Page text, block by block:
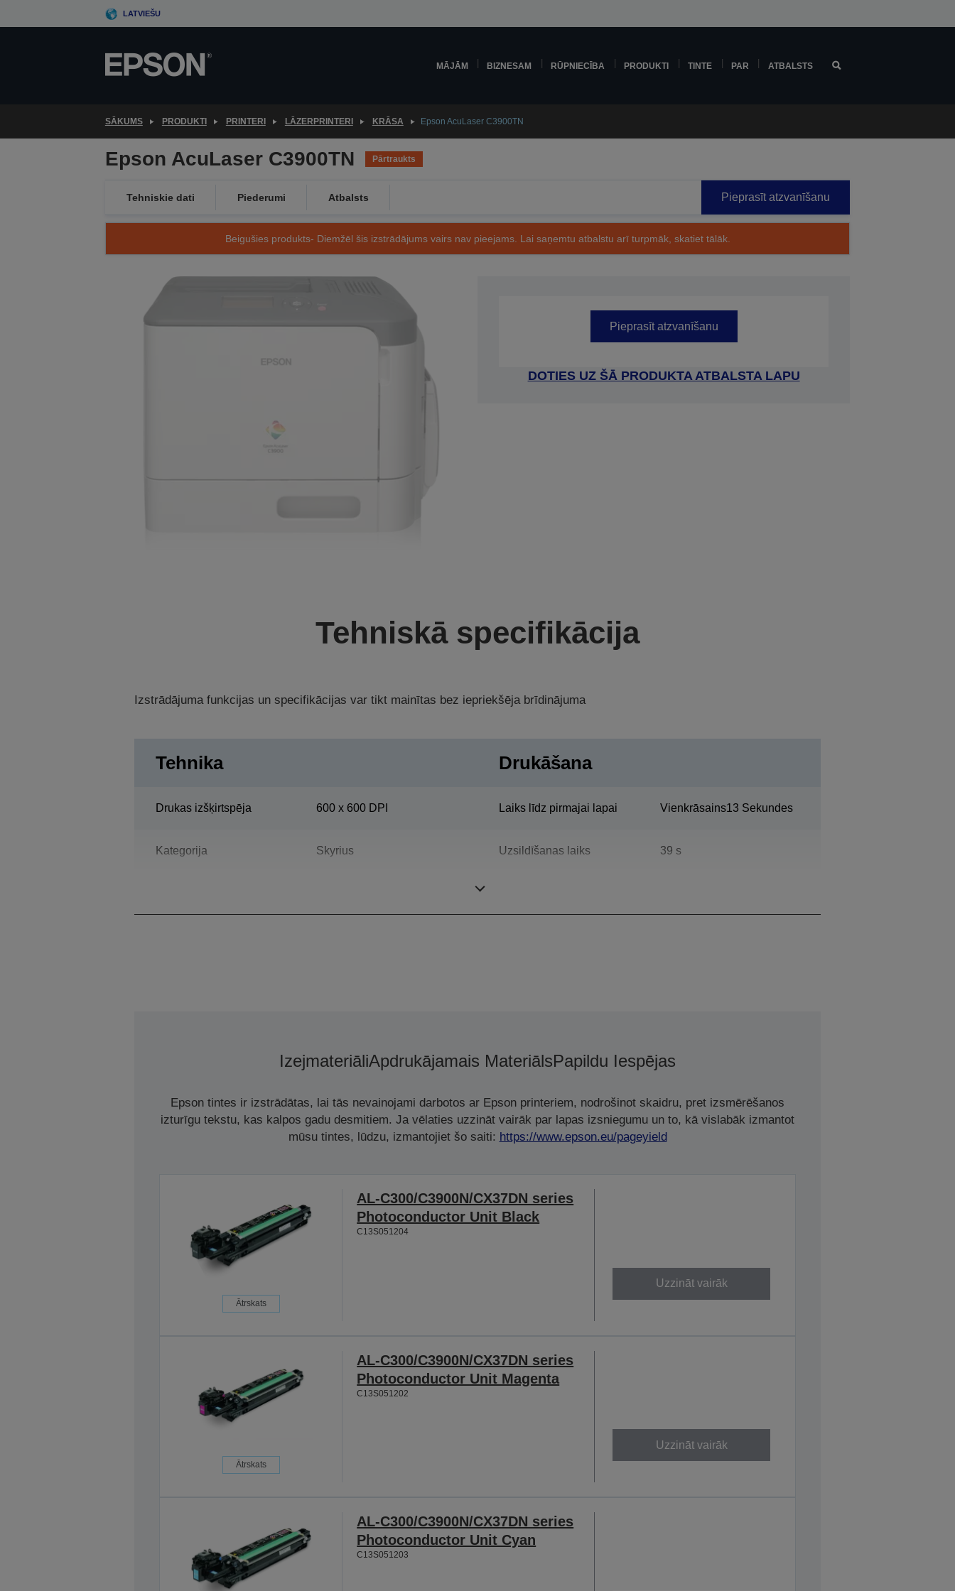
to
LATVIEŠU
MĀJĀM BIZNESAM RŪPNIECĪBA PRODUKTI TINTE PAR ATBALSTS
SĀKUMS PRODUKTI PRINTERI LĀZERPRINTERI KRĀSA Epson AcuLaser C3900TN
Epson AcuLaser C3900TN Pārtraukts
Tehniskie dati Piederumi Atbalsts Pieprasīt atzvanīšanu
Beigušies produkts- Diemžēl šis izstrādājums vairs nav pieejams. Lai saņemtu atbalstu arī turpmāk, skatiet tālāk.
Pieprasīt atzvanīšanu
DOTIES UZ ŠĀ PRODUKTA ATBALSTA LAPU
Tehniskā specifikācija
Izstrādājuma funkcijas un specifikācijas var tikt mainītas bez iepriekšēja brīdinājuma
Tehnika
Drukas izšķirtspēja 600 x 600 DPI
Kategorija Skyrius
Drukāšana
Laiks līdz pirmajai lapai Vienkrāsains13 Sekundes
Uzsildīšanas laiks 39 s
IzejmateriāliApdrukājamais MateriālsPapildu Iespējas
Epson tintes ir izstrādātas, lai tās nevainojami darbotos ar Epson printeriem, nodrošinot skaidru, pret izsmērēšanos
izturīgu tekstu, kas kalpos gadu desmitiem. Ja vēlaties uzzināt vairāk par lapas izsniegumu un to, kā vislabāk izmantot
mūsu tintes, lūdzu, izmantojiet šo saiti: https://www.epson.eu/pageyield
Ātrskats
AL-C300/C3900N/CX37DN series
Photoconductor Unit Black
C13S051204
Uzzināt vairāk
Ātrskats
AL-C300/C3900N/CX37DN series
Photoconductor Unit Magenta
C13S051202
Uzzināt vairāk
AL-C300/C3900N/CX37DN series
Photoconductor Unit Cyan
C13S051203